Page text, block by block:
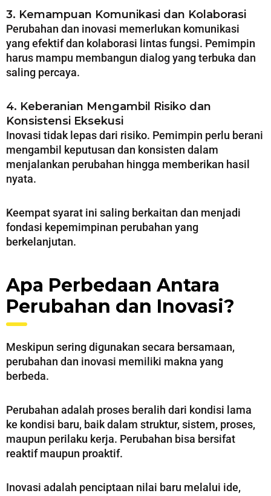
3. Kemampuan Komunikasi dan Kolaborasi
Perubahan dan inovasi memerlukan komunikasi
yang efektif dan kolaborasi lintas fungsi. Pemimpin
harus mampu membangun dialog yang terbuka dan
saling percaya.
4. Keberanian Mengambil Risiko dan
Konsistensi Eksekusi
Inovasi tidak lepas dari risiko. Pemimpin perlu berani
mengambil keputusan dan konsisten dalam
menjalankan perubahan hingga memberikan hasil
nyata.
Keempat syarat ini saling berkaitan dan menjadi
fondasi kepemimpinan perubahan yang
berkelanjutan.
Apa Perbedaan Antara
Perubahan dan Inovasi?
Meskipun sering digunakan secara bersamaan,
perubahan dan inovasi memiliki makna yang
berbeda.
Perubahan adalah proses beralih dari kondisi lama
ke kondisi baru, baik dalam struktur, sistem, proses,
maupun perilaku kerja. Perubahan bisa bersifat
reaktif maupun proaktif.
Inovasi adalah penciptaan nilai baru melalui ide,